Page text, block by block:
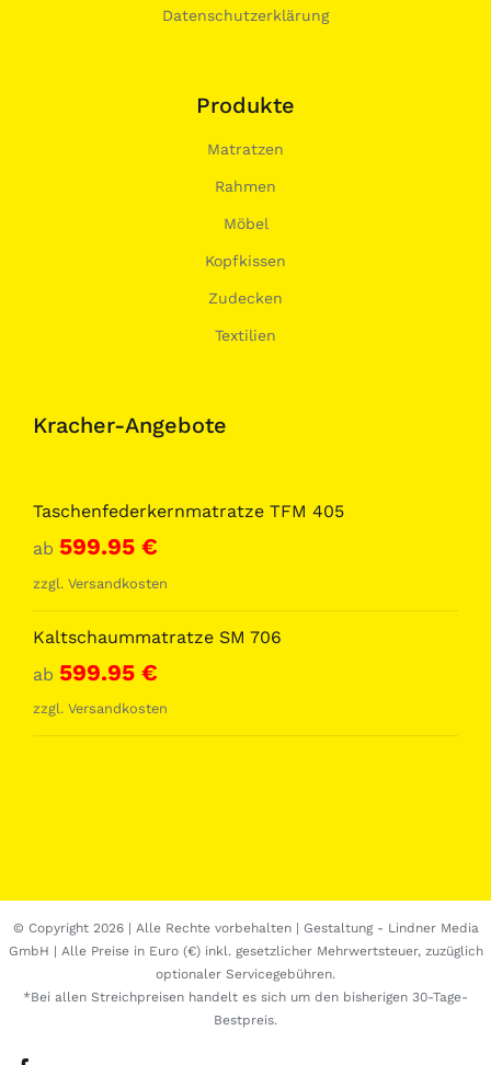
Datenschutzerklärung
Produkte
Matratzen
Rahmen
Möbel
Kopfkissen
Zudecken
Textilien
Kracher-Angebote
Taschenfederkernmatratze TFM 405
ab 599.95 €
zzgl. Versandkosten
Kaltschaummatratze SM 706
ab 599.95 €
zzgl. Versandkosten
© Copyright 2026 | Alle Rechte vorbehalten | Gestaltung - Lindner Media
GmbH | Alle Preise in Euro (€) inkl. gesetzlicher Mehrwertsteuer, zuzüglich
optionaler Servicegebühren.
*Bei allen Streichpreisen handelt es sich um den bisherigen 30-Tage-
Bestpreis.